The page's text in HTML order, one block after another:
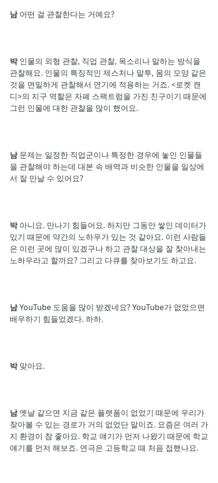
남어떤 걸 관찰한다는 거예요?
박인물의 외형 관찰, 직업 관찰, 목소리나 말하는 방식을
관찰해요. 인물의 특징적인 제스처나 말투, 몸의 모양 같은
것을 면밀하게 관찰해서 연기에 적용하는 거죠. <로켓 캔
디>의 지구 역할은 자폐 스팩트럼을 가진 친구이기 때문에
그런 인물에 대한 관찰을 많이 했어요.
남문제는 일정한 직업군이나 특정한 경우에 놓인 인물들
을 관찰해야 하는데 대본 속 배역과 비슷한 인물을 일상에
서 잘 만날 수 있어요?
박아니요. 만나기 힘들어요. 하지만 그동안 쌓인 데이터가
있기 때문에 약간의 노하우가 있는 것 같아요. 이런 사람들
은 이런 곳에 많이 있겠구나 하고 관찰 대상을 잘 찾아내는
노하우라고 할까요? 그리고 다큐를 찾아보기도 하고요.
남YouTube 도움을 많이 받겠네요? YouTube가 없었으면
배우하기 힘들었겠다. 하하.
박맞아요.
남옛날 같으면 지금 같은 플랫폼이 없었기 때문에 우리가
찾아볼 수 있는 경로가 거의 없었단 말이죠. 요즘은 여러 가
지 환경이 참 좋아요. 학교 얘기가 먼저 나왔기 때문에 학교
얘기를 먼저 해보죠. 연극은 고등학교 때 처음 접했나요.